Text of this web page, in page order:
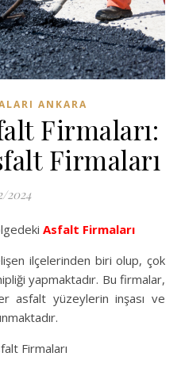
ANKARA
Firmaları:
Firmaları
2024
Asfalt Firmaları
ilçelerinden biri olup, çok
yapmaktadır. Bu firmalar,
asfalt yüzeylerin inşası ve
Firmaları